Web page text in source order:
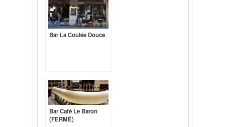
Bar La Coulée Douce
Bar Café Le Baron
(FERMÉ)